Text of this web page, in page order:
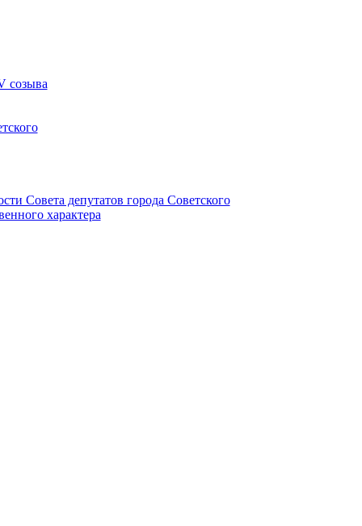
созыва
Совета депутатов города Советского
характера